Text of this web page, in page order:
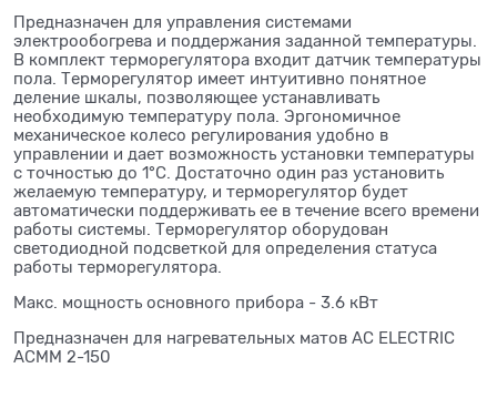
Предназначен для управления системами
электрообогрева и поддержания заданной температуры.
В комплект терморегулятора входит датчик температуры
пола. Терморегулятор имеет интуитивно понятное
деление шкалы, позволяющее устанавливать
необходимую температуру пола. Эргономичное
механическое колесо регулирования удобно в
управлении и дает возможность установки температуры
с точностью до 1°С. Достаточно один раз установить
желаемую температуру, и терморегулятор будет
автоматически поддерживать ее в течение всего времени
работы системы. Терморегулятор оборудован
светодиодной подсветкой для определения статуса
работы терморегулятора.
Макс. мощность основного прибора - 3.6 кВт
Предназначен для нагревательных матов AC ELECTRIC
ACMM 2-150